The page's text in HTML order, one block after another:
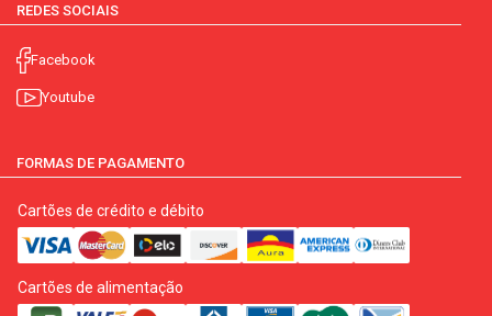
REDES SOCIAIS
Facebook
Youtube
FORMAS DE PAGAMENTO
Cartões de crédito e débito
Cartões de alimentação